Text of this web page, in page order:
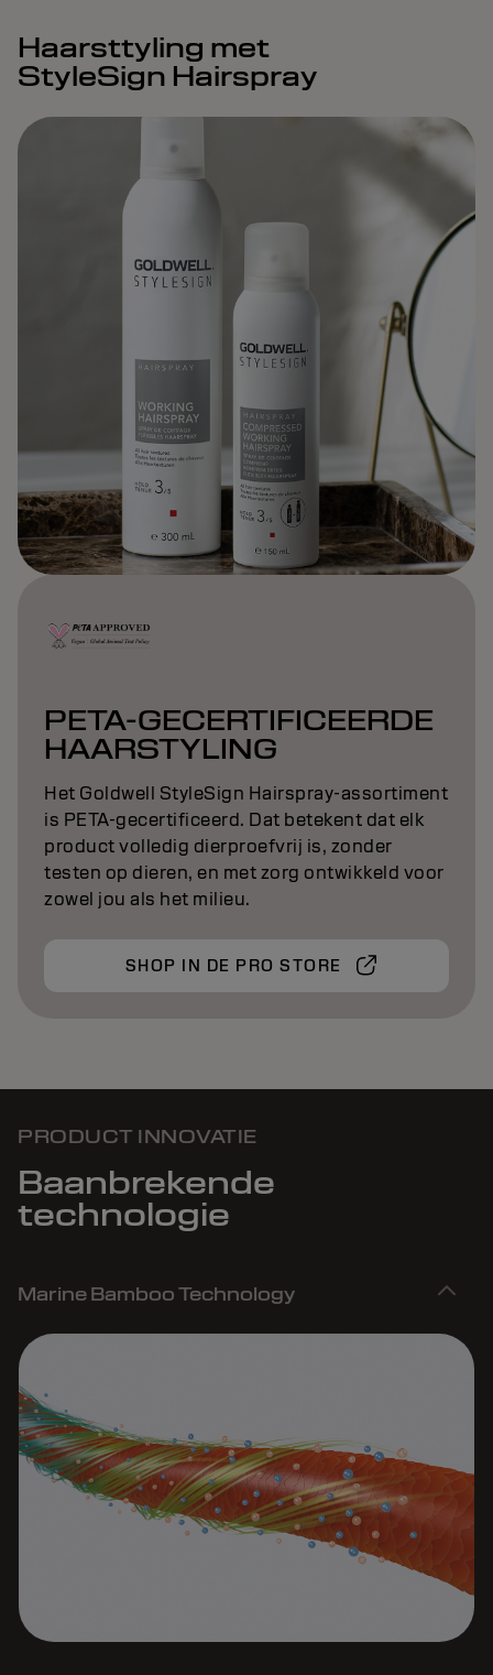
Haarsttyling met
StyleSign Hairspray
PETA-GECERTIFICEERDE
HAARSTYLING
Het Goldwell StyleSign Hairspray-assortiment
is PETA-gecertificeerd. Dat betekent dat elk
product volledig dierproefvrij is, zonder
testen op dieren, en met zorg ontwikkeld voor
zowel jou als het milieu.
SHOP IN DE PRO STORE
PRODUCT INNOVATIE
Baanbrekende
technologie
Marine Bamboo Technology